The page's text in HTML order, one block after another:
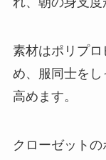
素材はポリプ
め、服同士を
高めます。
クローゼット